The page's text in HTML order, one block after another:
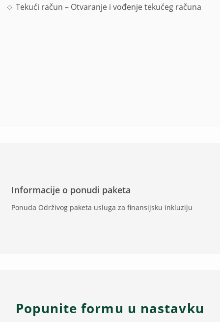
Tekući račun – Otvaranje i vođenje tekućeg računa
Informacije o ponudi paketa
Ponuda Održivog paketa usluga za finansijsku inkluziju
Popunite formu u nastavku